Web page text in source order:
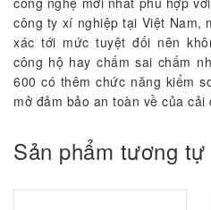
công ty xí nghiệp tại Việt Nam,
xác tới mức tuyệt đối nên
công hộ hay chấm sai chấm
600 có thêm chức năng kiểm
mở đảm bảo an toàn về của
Sản phẩm tương tự